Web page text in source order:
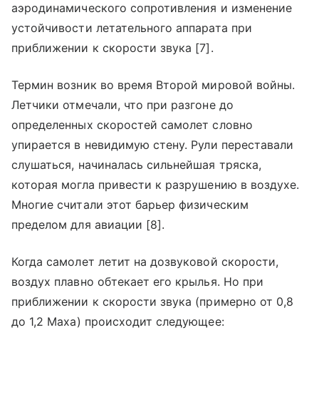
аэродинамического сопротивления и изменение
устойчивости летательного аппарата при
приближении к скорости звука [7].
Термин возник во время Второй мировой войны.
Летчики отмечали, что при разгоне до
определенных скоростей самолет словно
упирается в невидимую стену. Рули переставали
слушаться, начиналась сильнейшая тряска,
которая могла привести к разрушению в воздухе.
Многие считали этот барьер физическим
пределом для авиации [8].
Когда самолет летит на дозвуковой скорости,
воздух плавно обтекает его крылья. Но при
приближении к скорости звука (примерно от 0,8
до 1,2 Маха) происходит следующее: